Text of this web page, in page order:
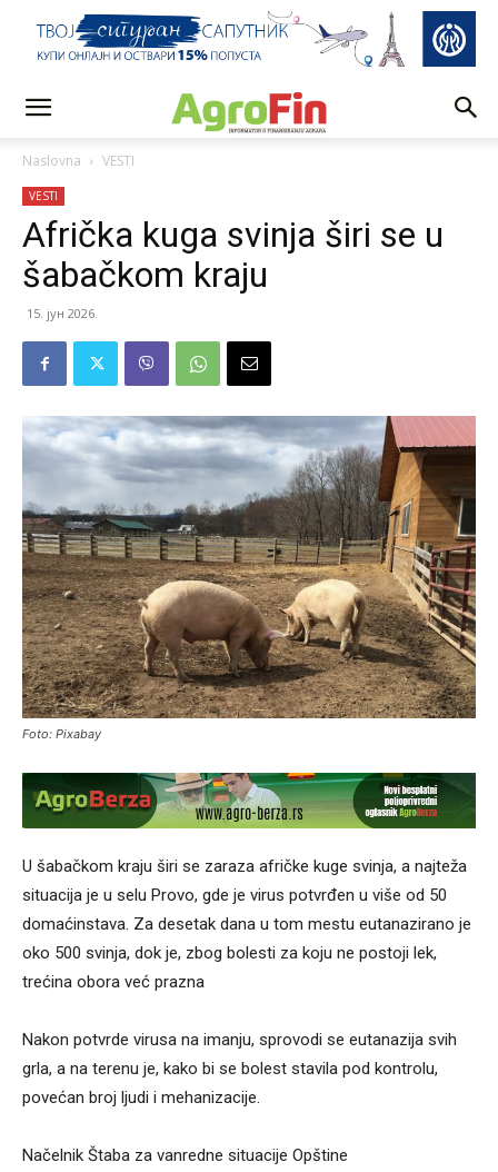
Naslovna VESTI
VESTI
Afrička kuga svinja širi se u
šabačkom kraju
15. јун 2026.
Foto: Pixabay
U šabačkom kraju širi se zaraza afričke kuge svinja, a najteža
situacija je u selu Provo, gde je virus potvrđen u više od 50
domaćinstava. Za desetak dana u tom mestu eutanazirano je
oko 500 svinja, dok je, zbog bolesti za koju ne postoji lek,
trećina obora već prazna
Nakon potvrde virusa na imanju, sprovodi se eutanazija svih
grla, a na terenu je, kako bi se bolest stavila pod kontrolu,
povećan broj ljudi i mehanizacije.
Načelnik Štaba za vanredne situacije Opštine